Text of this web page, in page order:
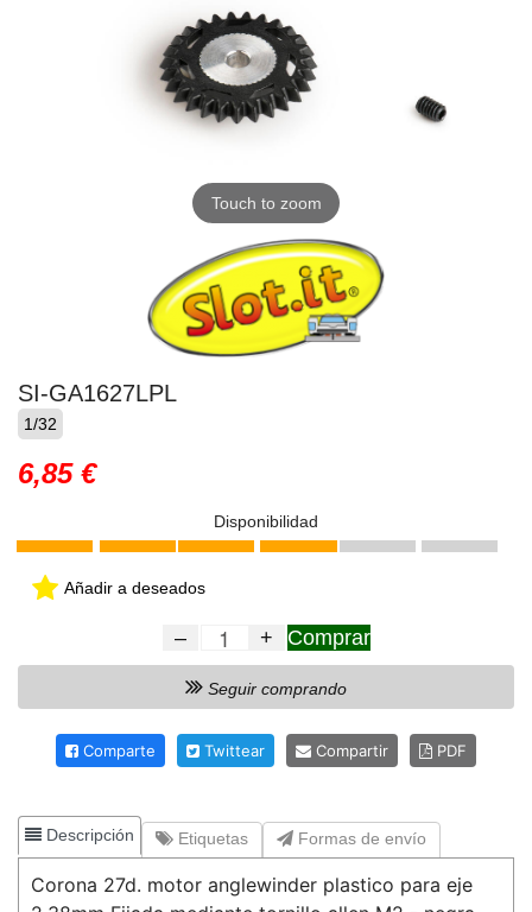
Touch to zoom
SI-GA1627LPL
1/32
6,85 €
Disponibilidad
Añadir a deseados
– + Comprar
Seguir comprando
Comparte Twittear Compartir PDF
Descripción Etiquetas Formas de envío
Corona 27d. motor anglewinder plastico para eje